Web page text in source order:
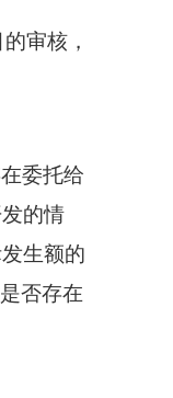
审核，
委托给
的情
生额的
否存在